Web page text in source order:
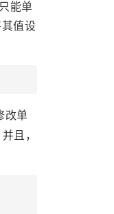
能单
值设
改单
且，